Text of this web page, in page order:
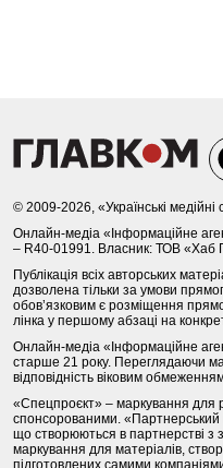
© 2009-2026, «Українські
Онлайн-медіа «Інформаційне
– R40-01991. Власник: ТОВ «Хаб
Публікація всіх авторських
дозволена тільки за умови
обов’язковим є розміщення
лінка у першому абзаці на
Онлайн-медіа «Інформаційне
старше 21 року. Переглядаючи
відповідність віковим
«Спецпроєкт» – маркування для
спонсорованими. «Партнерський
що створюються в партнерстві з
маркування для матеріалів,
підготовлених самими